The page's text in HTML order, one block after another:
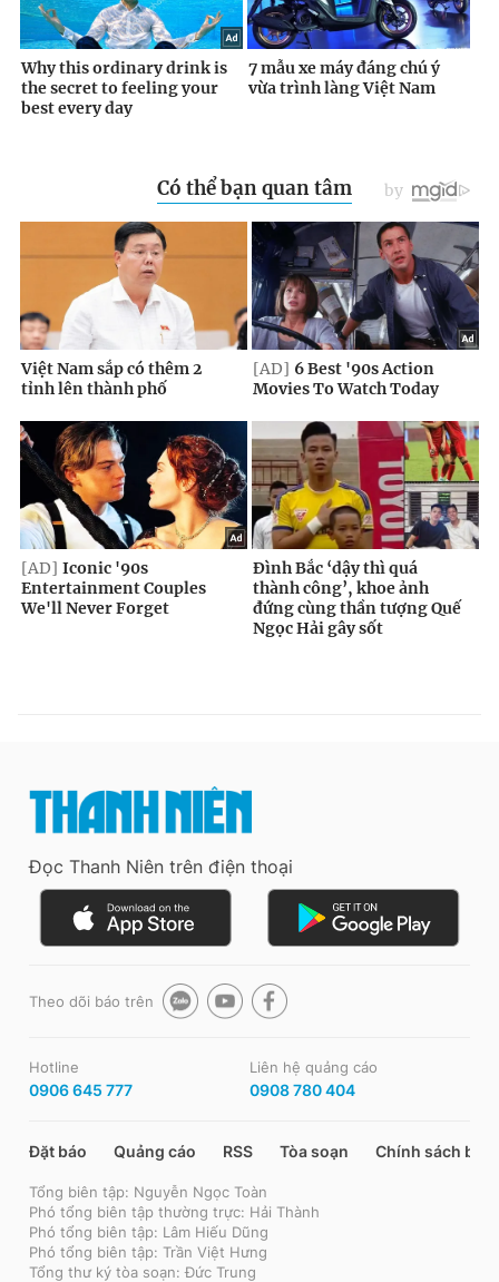
Đọc Thanh Niên trên điện thoại
Theo dõi báo trên
Hotline
0906 645 777
Liên hệ quảng cáo
0908 780 404
Đặt báo Quảng cáo RSS Tòa soạn Chính sách bảo
Tổng biên tập: Nguyễn Ngọc Toàn
Phó tổng biên tập thường trực: Hải Thành
Phó tổng biên tập: Lâm Hiếu Dũng
Phó tổng biên tập: Trần Việt Hưng
Tổng thư ký tòa soạn: Đức Trung